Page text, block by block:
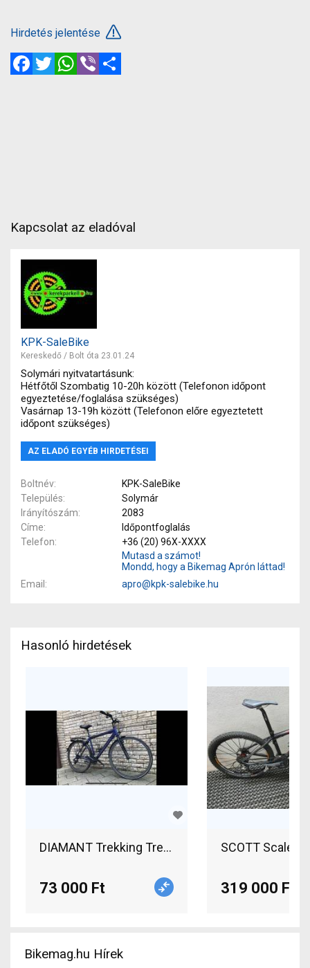
Hirdetés jelentése
FacebookTwitterWhatsApp
Viber
Kapcsolat az eladóval
KPK-SaleBike
Kereskedő / Bolt óta 23.01.24
Solymári nyitvatartásunk:
Hétfőtől Szombatig 10-20h között (Telefonon időpont
egyeztetése/foglalása szükséges)
Vasárnap 13-19h között (Telefonon előre egyeztetett
időpont szükséges)
AZ ELADÓ EGYÉB HIRDETÉSEI
Boltnév
KPK-SaleBike
Település
Solymár
Irányítószám
2083
Címe
Időpontfoglalás
Telefon
+36 (20) 96X-XXXX
Mutasd a számot!
Mondd, hogy a Bikemag Aprón láttad!
Email
apro@kpk-salebike.hu
Hasonló hirdetések
DIAMANT Trekking Trekking/cross v-fék használt
73 000 Ft 319 000 Ft
Bikemag.hu Hírek